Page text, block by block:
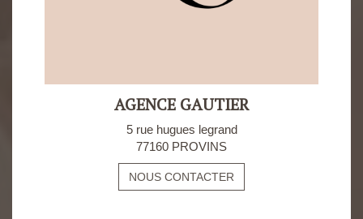
AGENCE GAUTIER
5 rue hugues legrand
77160 PROVINS
NOUS CONTACTER